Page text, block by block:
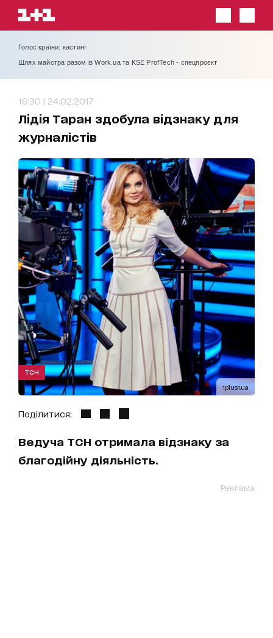
Голос країни: кастинг
Шлях майстра разом із Work.ua та KSE ProfTech - спецпроєкт
16:30 | 24.02.2017
Лідія Таран здобула відзнаку для
журналістів
1plus1.ua
ТСН
Поділитися:
Ведуча ТСН отримала відзнаку за
благодійну діяльність.
Реклама